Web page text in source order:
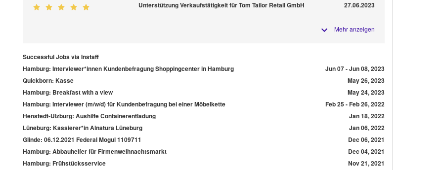
Unterstützung Verkaufstätigkeit für Tom Tailor Retail GmbH 27.06.2023
Mehr anzeigen
Successful Jobs via Instaff
Hamburg: Interviewer*innen Kundenbefragung Shoppingcenter in Hamburg
Jun 07 - Jun 08, 2023
Quickborn: Kasse
May 26, 2023
Hamburg: Breakfast with a view
May 24, 2023
Hamburg: Interviewer (m/w/d) für Kundenbefragung bei einer Möbelkette
Feb 25 - Feb 26, 2022
Henstedt-Ulzburg: Aushilfe Containerentladung
Jan 18, 2022
Lüneburg: Kassierer*in Alnatura Lüneburg
Jan 06, 2022
Glinde: 06.12.2021 Federal Mogul 1109711
Dec 06, 2021
Hamburg: Abbauhelfer für Firmenweihnachtsmarkt
Dec 04, 2021
Hamburg: Frühstücksservice
Nov 21, 2021